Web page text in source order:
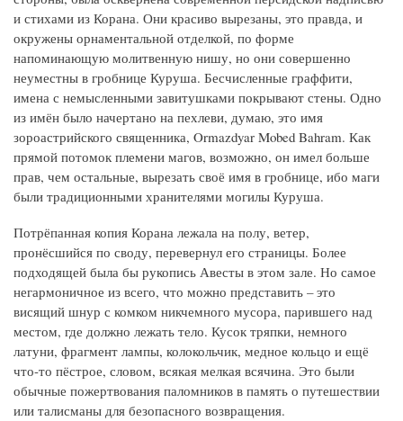
и стихами из Корана. Они красиво вырезаны, это правда, и
окружены орнаментальной отделкой, по форме
напоминающую молитвенную нишу, но они совершенно
неуместны в гробнице Куруша. Бесчисленные граффити,
имена с немысленными завитушками покрывают стены. Одно
из имён было начертано на пехлеви, думаю, это имя
зороастрийского священника, Ormazdyar Mobed Bahram. Как
прямой потомок племени магов, возможно, он имел больше
прав, чем остальные, вырезать своё имя в гробнице, ибо маги
были традиционными хранителями могилы Куруша.
Потрёпанная копия Корана лежала на полу, ветер,
пронёсшийся по своду, перевернул его страницы. Более
подходящей была бы рукопись Авесты в этом зале. Но самое
негармоничное из всего, что можно представить – это
висящий шнур с комком никчемного мусора, парившего над
местом, где должно лежать тело. Кусок тряпки, немного
латуни, фрагмент лампы, колокольчик, медное кольцо и ещё
что-то пёстрое, словом, всякая мелкая всячина. Это были
обычные пожертвования паломников в память о путешествии
или талисманы для безопасного возвращения.